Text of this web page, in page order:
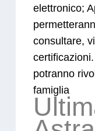
elettronico;
consultare,
potranno
famiglia